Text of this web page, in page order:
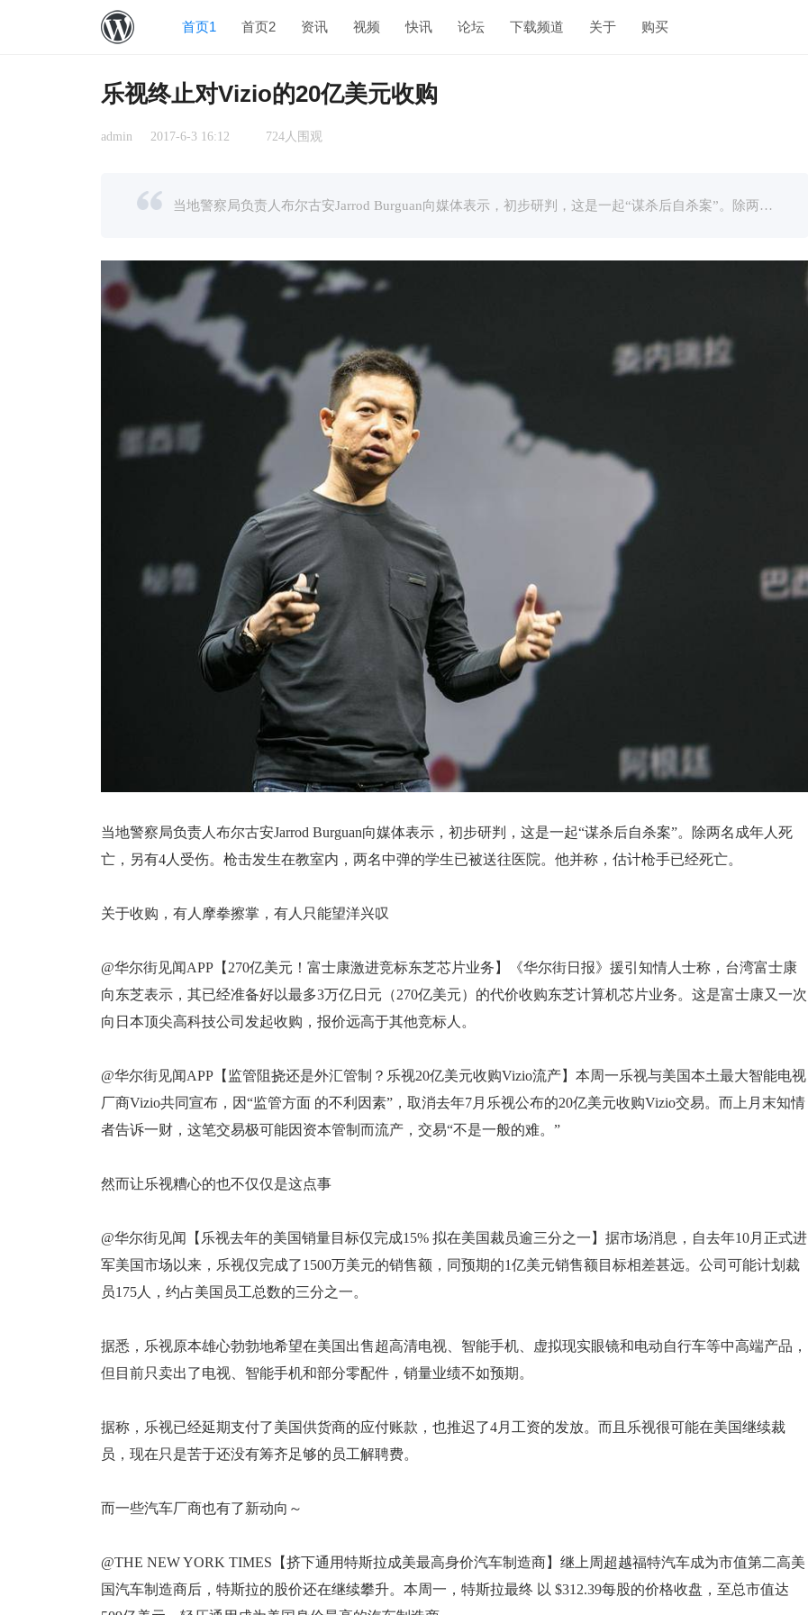
首页1 首页2 资讯 视频 快讯 论坛 下载频道 关于 购买
乐视终止对Vizio的20亿美元收购
admin 2017-6-3 16:12 724人围观
当地警察局负责人布尔古安Jarrod Burguan向媒体表示，初步研判，这是一起“谋杀后自杀案”。除两名成年人死亡，另有4人受伤。枪击发生在教室内，两名中弹的学生已被送往医院。他并称，估计枪手已经死亡。 关于收购 ...
当地警察局负责人布尔古安Jarrod Burguan向媒体表示，初步研判，这是一起“谋杀后自杀案”。除两名成年人死
亡，另有4人受伤。枪击发生在教室内，两名中弹的学生已被送往医院。他并称，估计枪手已经死亡。
关于收购，有人摩拳擦掌，有人只能望洋兴叹
@华尔街见闻APP【270亿美元！富士康激进竞标东芝芯片业务】《华尔街日报》援引知情人士称，台湾富士康
向东芝表示，其已经准备好以最多3万亿日元（270亿美元）的代价收购东芝计算机芯片业务。这是富士康又一次
向日本顶尖高科技公司发起收购，报价远高于其他竞标人。
@华尔街见闻APP【监管阻挠还是外汇管制？乐视20亿美元收购Vizio流产】本周一乐视与美国本土最大智能电视
厂商Vizio共同宣布，因“监管方面 的不利因素”，取消去年7月乐视公布的20亿美元收购Vizio交易。而上月末知情
者告诉一财，这笔交易极可能因资本管制而流产，交易“不是一般的难。”
然而让乐视糟心的也不仅仅是这点事
@华尔街见闻【乐视去年的美国销量目标仅完成15% 拟在美国裁员逾三分之一】据市场消息，自去年10月正式进
军美国市场以来，乐视仅完成了1500万美元的销售额，同预期的1亿美元销售额目标相差甚远。公司可能计划裁
员175人，约占美国员工总数的三分之一。
据悉，乐视原本雄心勃勃地希望在美国出售超高清电视、智能手机、虚拟现实眼镜和电动自行车等中高端产品，
但目前只卖出了电视、智能手机和部分零配件，销量业绩不如预期。
据称，乐视已经延期支付了美国供货商的应付账款，也推迟了4月工资的发放。而且乐视很可能在美国继续裁
员，现在只是苦于还没有筹齐足够的员工解聘费。
而一些汽车厂商也有了新动向～
@THE NEW YORK TIMES【挤下通用特斯拉成美最高身价汽车制造商】继上周超越福特汽车成为市值第二高美
国汽车制造商后，特斯拉的股价还在继续攀升。本周一，特斯拉最终 以 $312.39每股的价格收盘，至总市值达